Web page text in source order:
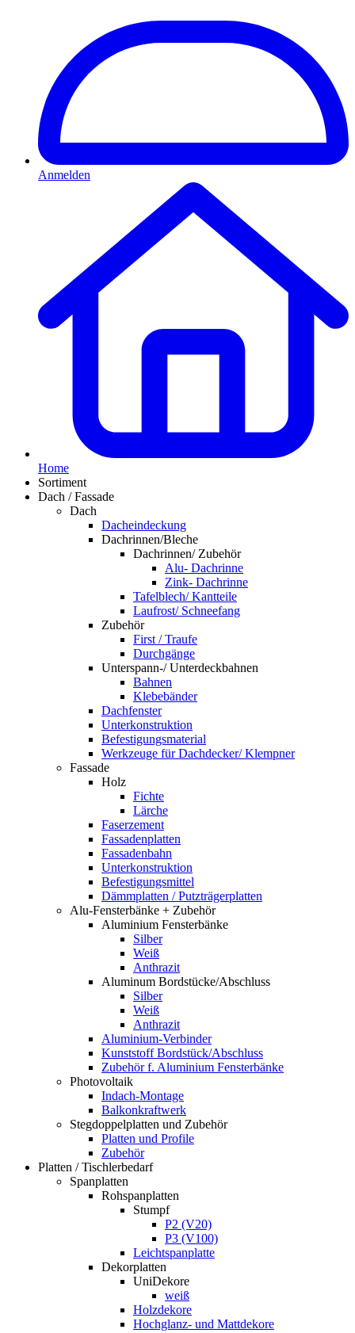
Anmelden
Home
Sortiment
Dach / Fassade
Dach
Dacheindeckung
Dachrinnen/Bleche
Dachrinnen/ Zubehör
Alu- Dachrinne
Zink- Dachrinne
Tafelblech/ Kantteile
Laufrost/ Schneefang
Zubehör
First / Traufe
Durchgänge
Unterspann-/ Unterdeckbahnen
Bahnen
Klebebänder
Dachfenster
Unterkonstruktion
Befestigungsmaterial
Werkzeuge für Dachdecker/ Klempner
Fassade
Holz
Fichte
Lärche
Faserzement
Fassadenplatten
Fassadenbahn
Unterkonstruktion
Befestigungsmittel
Dämmplatten / Putzträgerplatten
Alu-Fensterbänke + Zubehör
Aluminium Fensterbänke
Silber
Weiß
Anthrazit
Aluminum Bordstücke/Abschluss
Silber
Weiß
Anthrazit
Aluminium-Verbinder
Kunststoff Bordstück/Abschluss
Zubehör f. Aluminium Fensterbänke
Photovoltaik
Indach-Montage
Balkonkraftwerk
Stegdoppelplatten und Zubehör
Platten und Profile
Zubehör
Platten / Tischlerbedarf
Spanplatten
Rohspanplatten
Stumpf
P2 (V20)
P3 (V100)
Leichtspanplatte
Dekorplatten
UniDekore
weiß
Holzdekore
Hochglanz- und Mattdekore